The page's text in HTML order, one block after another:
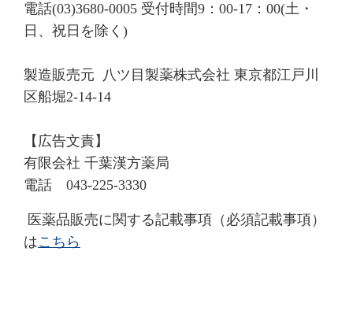
電話(03)3680-0005 受付時間9：00-17：00(土・
日、祝日を除く)
製造販売元 八ツ目製薬株式会社 東京都江戸川
区船堀2-14-14
【広告文責】
有限会社 千葉漢方薬局
電話 043-225-3330
医薬品販売に関する記載事項（必須記載事項）
はこちら